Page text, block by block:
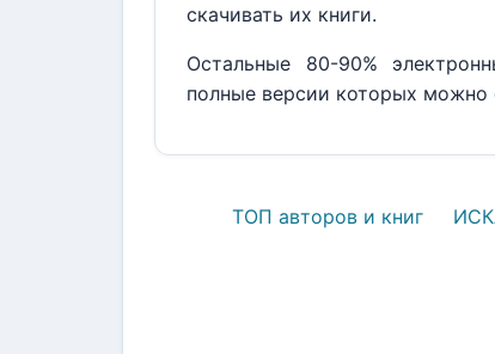
скачивать их книги.
Остальные 80-90%
полные версии которых можно
ТОП авторов и книг